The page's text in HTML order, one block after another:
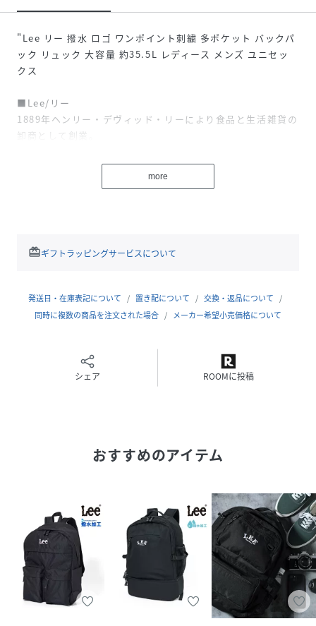
"Lee リー 撥水 ロゴ ワンポイント刺繍 多ポケット バックパ
ック リュック 大容量 約35.5L レディース メンズ ユニセッ
クス
■Lee/リー
1889年ヘンリー・デヴィッド・リーにより食品と生活雑貨の
卸商として創業。
したワークウエアの自社製造を開始。
その後､101の愛称で呼ばれるカウボーイパンツやホワイトジ
がら､機能性と質実剛健をベースに現代的なデニムを提案し
■素材
撥水加工を施した､ポリエステル生地を使用｡
性を兼ね備えた人気モデル｡
背面には通気性が良く､ムレにくいメッシュパッドクッショ
ンを使用｡
フロントに配したブランドロゴ刺繍がデザインを印象的に魅
せるアクセントに｡
通勤､通学のデイリーユースから､スポーツ､旅行､アウトド
ア､キャンプなどのレジャーまで様々な用途で大活躍するユ
ーティリティバッグです｡
more
redeemギフトラッピングサービスについて
発送日・在庫表記について 置き配について
交換・返品について
同時に複数の商品を注文された場合
メーカー希望小売価格について
シェア ROOMに投稿
おすすめのアイテム